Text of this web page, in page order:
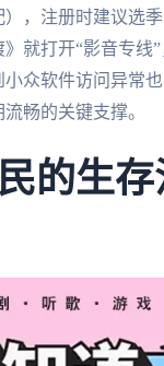
，注册时建议选
就打开“影音专
众软件访问异常
畅的关键支撑。
的生